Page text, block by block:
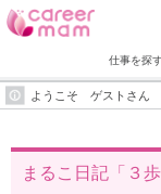
仕事を探
ようこそ ゲストさん
まるこ日記「３